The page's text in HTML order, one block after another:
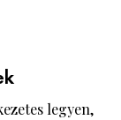
legyen,